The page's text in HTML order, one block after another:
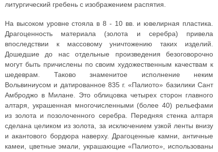
литургический гребень с изображением распятия.
На высоком уровне стояла в 8 - 10 вв. и ювелирная пластика.
Драгоценность материала (золота и серебра) привела
впоследствии к массовому уничтожению таких изделий.
Дошедшие до нас отдельные произведения безоговорочно
могут быть причислены по своим художественным качествам к
шедеврам. Таково знаменитое исполнение неким
Вольвиниусом и датированное 835 г. «Палиото» базилики Сант
Амброджо в Милане. Это облицовка четырех сторон главного
алтаря, украшенная многочисленными (более 40) рельефами
из золота и позолоченного серебра. Передняя стенка алтаря
сделана целиком из золота, за исключением узкой ленты внизу
и акантового бордюра наверху. Драгоценные камни, античные
камеи, цветные эмали, украшающие «Палиото», использованы